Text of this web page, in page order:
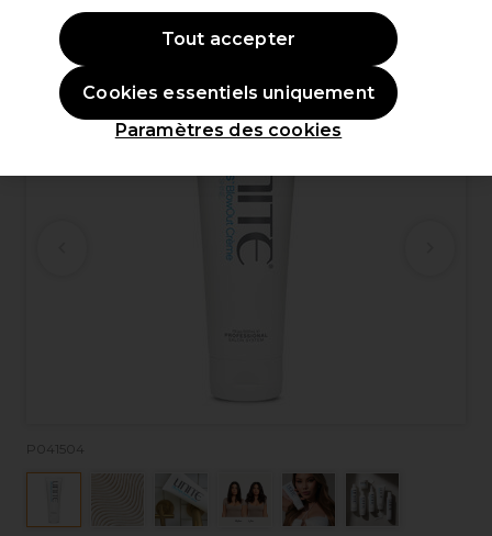
P041504
Paramètres des cookies
Cookies essentiels uniquement
Tout accepter